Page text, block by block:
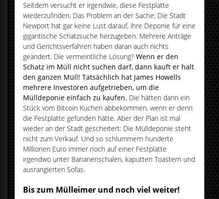
Seitdem versucht er irgendwie, diese Festplatte
wiederzufinden. Das Problem an der Sache: Die Stadt
Newport hat gar keine Lust darauf, ihre Deponie für eine
gigantische Schatzsuche herzugeben. Mehrere Anträge
und Gerichtsverfahren haben daran auch nichts
geändert. Die vermeintliche Lösung?Wenn er den
Schatz im Müll nicht suchen darf, dann kauft er halt
den ganzen Müll! Tatsächlich hat James Howells
mehrere Investoren aufgetrieben, um die
Mülldeponie einfach zu kaufen. Die hätten dann ein
Stück vom Bitcoin Kuchen abbekommen, wenn er denn
die Festplatte gefunden hätte. Aber der Plan ist mal
wieder an der Stadt gescheitert: Die Mülldeponie steht
nicht zum Verkauf. Und so schlummern hunderte
Millionen Euro immer noch auf einer Festplatte
irgendwo unter Bananenschalen, kaputten Toastern und
ausrangierten Sofas.
Bis zum Mülleimer und noch viel weiter!